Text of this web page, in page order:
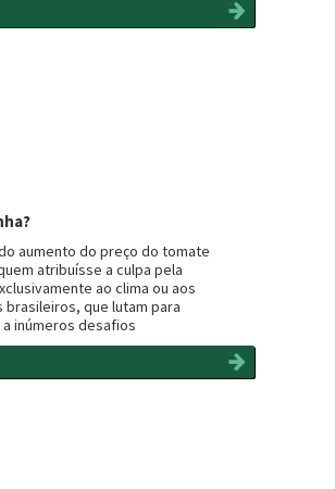
aumento do preço do tomate
atribuísse a culpa pela
ao clima ou aos
que lutam para
inúmeros desafios